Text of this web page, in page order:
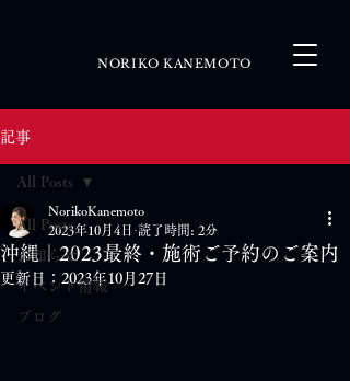
NORIKO KANEMOTO
記事
All Posts
お知らせ
イベント情報
ブログ
All Posts
沖縄｜2023最終・施術ご予約のご案内
NorikoKanemoto
2023年10月4日 読了時間: 2分
更新日： 2023年10月27日